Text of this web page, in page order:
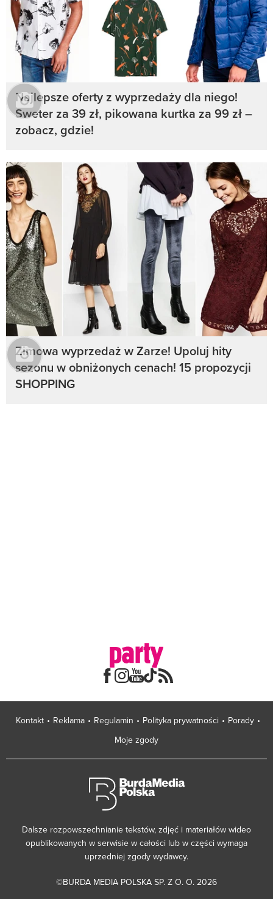
Najlepsze oferty z wyprzedaży dla niego!
Sweter za 39 zł, pikowana kurtka za 99 zł –
zobacz, gdzie!
Zimowa wyprzedaż w Zarze! Upoluj hity
sezonu w obniżonych cenach! 15 propozycji
SHOPPING
Kontakt Reklama Regulamin Polityka prywatności
Porady
Moje zgody
Dalsze rozpowszechnianie tekstów, zdjęć i materiałów wideo
opublikowanych w serwisie w całości lub w części wymaga
uprzedniej zgody wydawcy.
©BURDA MEDIA POLSKA SP. Z O. O. 2026